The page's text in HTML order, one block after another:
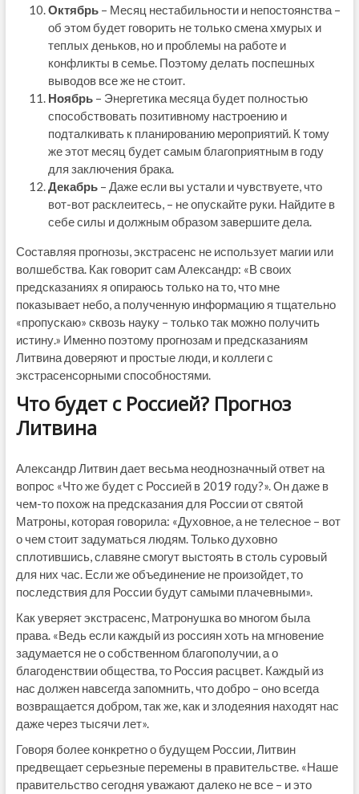
Октябрь– Месяц нестабильности и непостоянства –
об этом будет говорить не только смена хмурых и
теплых деньков, но и проблемы на работе и
конфликты в семье. Поэтому делать поспешных
выводов все же не стоит.
Ноябрь– Энергетика месяца будет полностью
способствовать позитивному настроению и
подталкивать к планированию мероприятий. К тому
же этот месяц будет самым благоприятным в году
для заключения брака.
Декабрь– Даже если вы устали и чувствуете, что
вот-вот расклеитесь, – не опускайте руки. Найдите в
себе силы и должным образом завершите дела.
Составляя прогнозы, экстрасенс не использует магии или
волшебства. Как говорит сам Александр: «В своих
предсказаниях я опираюсь только на то, что мне
показывает небо, а полученную информацию я тщательно
«пропускаю» сквозь науку – только так можно получить
истину.» Именно поэтому прогнозам и предсказаниям
Литвина доверяют и простые люди, и коллеги с
экстрасенсорными способностями.
Что будет с Россией? Прогноз
Литвина
Александр Литвин дает весьма неоднозначный ответ на
вопрос «Что же будет с Россией в 2019 году?». Он даже в
чем-то похож на предсказания для России от святой
Матроны, которая говорила: «Духовное, а не телесное – вот
о чем стоит задуматься людям. Только духовно
сплотившись, славяне смогут выстоять в столь суровый
для них час. Если же объединение не произойдет, то
последствия для России будут самыми плачевными».
Как уверяет экстрасенс, Матронушка во многом была
права. «Ведь если каждый из россиян хоть на мгновение
задумается не о собственном благополучии, а о
благоденствии общества, то Россия расцвет. Каждый из
нас должен навсегда запомнить, что добро – оно всегда
возвращается добром, так же, как и злодеяния находят нас
даже через тысячи лет».
Говоря более конкретно о будущем России, Литвин
предвещает серьезные перемены в правительстве. «Наше
правительство сегодня уважают далеко не все – и это